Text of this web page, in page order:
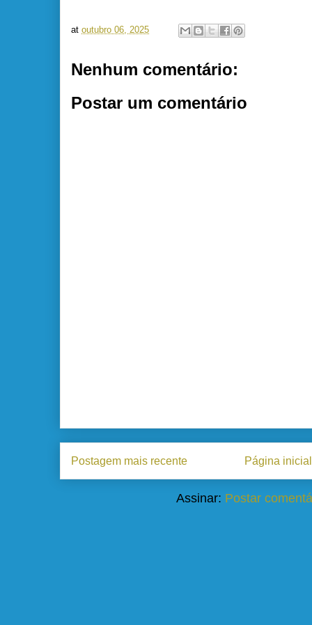
at outubro 06, 2025
Nenhum comentário:
Postar um comentário
Postagem mais recente Página inicial
Assinar: Postar